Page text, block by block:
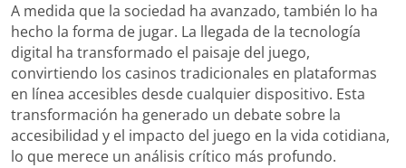
A medida que la sociedad ha avanzado, también lo ha
hecho la forma de jugar. La llegada de la tecnología
digital ha transformado el paisaje del juego,
convirtiendo los casinos tradicionales en plataformas
en línea accesibles desde cualquier dispositivo. Esta
transformación ha generado un debate sobre la
accesibilidad y el impacto del juego en la vida cotidiana,
lo que merece un análisis crítico más profundo.